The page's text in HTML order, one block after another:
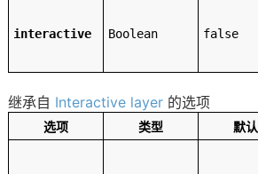
interactive Boolean false
继承自 Interactive layer的选项
选项 类型 默认